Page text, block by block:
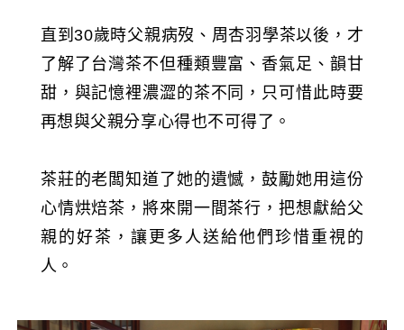
直到30歲時父親病歿、周杏羽學茶以後，才
了解了台灣茶不但種類豐富、香氣足、韻甘
甜，與記憶裡濃澀的茶不同，只可惜此時要
再想與父親分享心得也不可得了。
茶莊的老闆知道了她的遺憾，鼓勵她用這份
心情烘焙茶，將來開一間茶行，把想獻給父
親的好茶，讓更多人送給他們珍惜重視的
人。